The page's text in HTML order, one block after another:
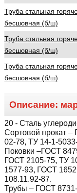
Труба стальная
бесшовная (б/ш)
Труба стальная
бесшовная (б/ш)
Труба стальная
бесшовная (б/ш)
Описание:
20 - Сталь
Сортовой прокат
02-78, ТУ 14-1-
Поковки –ГОСТ
ГОСТ 2105-75, ТУ
1577-93, ГОСТ
108.11.92-87.
Трубы – ГОСТ